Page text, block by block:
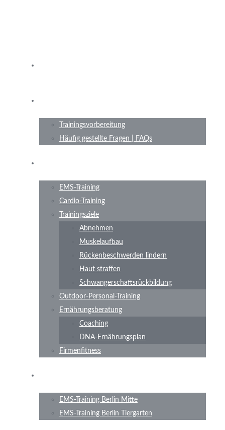
Trainingsvorbereitung
Häufig gestellte Fragen | FAQs
EMS-Training
Cardio-Training
Trainingsziele
Abnehmen
Muskelaufbau
Rückenbeschwerden lindern
Haut straffen
Schwangerschaftsrückbildung
Outdoor-Personal-Training
Ernährungsberatung
Coaching
DNA-Ernährungsplan
Firmenfitness
EMS-Training Berlin Mitte
EMS-Training Berlin Tiergarten